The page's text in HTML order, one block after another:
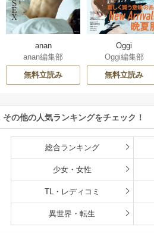
anan
anan編集部
無料立読み
Oggi
Oggi編集部
無料立読み
その他の人気ランキングをチェック！
総合ランキング
少女・女性
TL・レディコミ
異世界・転生